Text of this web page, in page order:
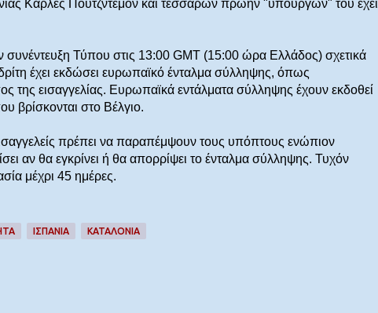
Κάρλες Πουτζντεμόν και τεσσάρων πρώην "υπουργών" του έχει
συνέντευξη Τύπου στις 13:00 GMT (15:00 ώρα Ελλάδος) σχετικά
έχει εκδώσει ευρωπαϊκό ένταλμα σύλληψης, όπως
εισαγγελίας. Ευρωπαϊκά εντάλματα σύλληψης έχουν εκδοθεί
βρίσκονται στο Βέλγιο.
πρέπει να παραπέμψουν τους υπόπτους ενώπιον
αν θα εγκρίνει ή θα απορρίψει το ένταλμα σύλληψης. Τυχόν
μέχρι 45 ημέρες.
ΙΣΠΑΝΙΑ ΚΑΤΑΛΟΝΙΑ